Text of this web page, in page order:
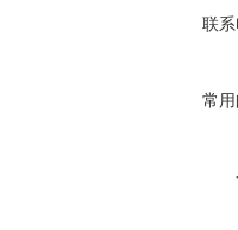
联系
常用